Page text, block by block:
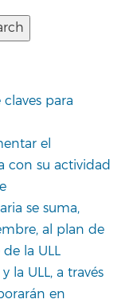
para
el
con su actividad
se suma,
al plan de
la ULL
la ULL, a través
en